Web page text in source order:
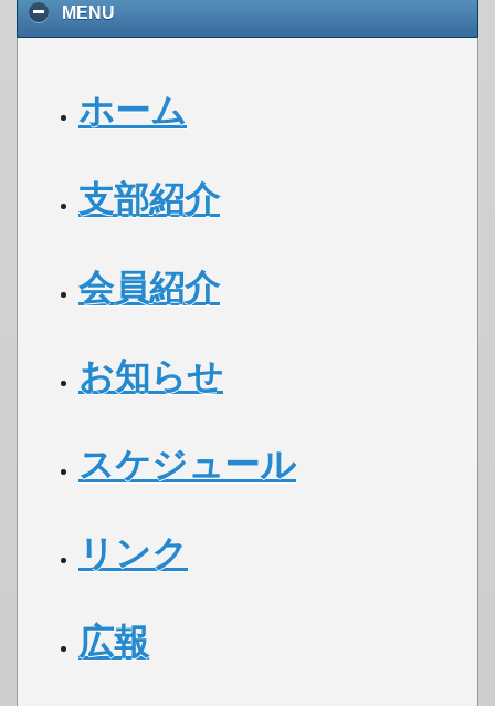
MENU
ホーム
支部紹介
会員紹介
お知らせ
スケジュール
リンク
広報